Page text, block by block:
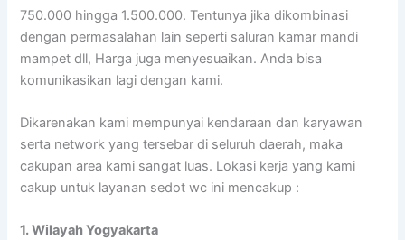
750.000 hingga 1.500.000. Tentunya jika dikombinasi
dengan permasalahan lain seperti saluran kamar mandi
mampet dll, Harga juga menyesuaikan. Anda bisa
komunikasikan lagi dengan kami.
Dikarenakan kami mempunyai kendaraan dan karyawan
serta network yang tersebar di seluruh daerah, maka
cakupan area kami sangat luas. Lokasi kerja yang kami
cakup untuk layanan sedot wc ini mencakup :
1. Wilayah Yogyakarta